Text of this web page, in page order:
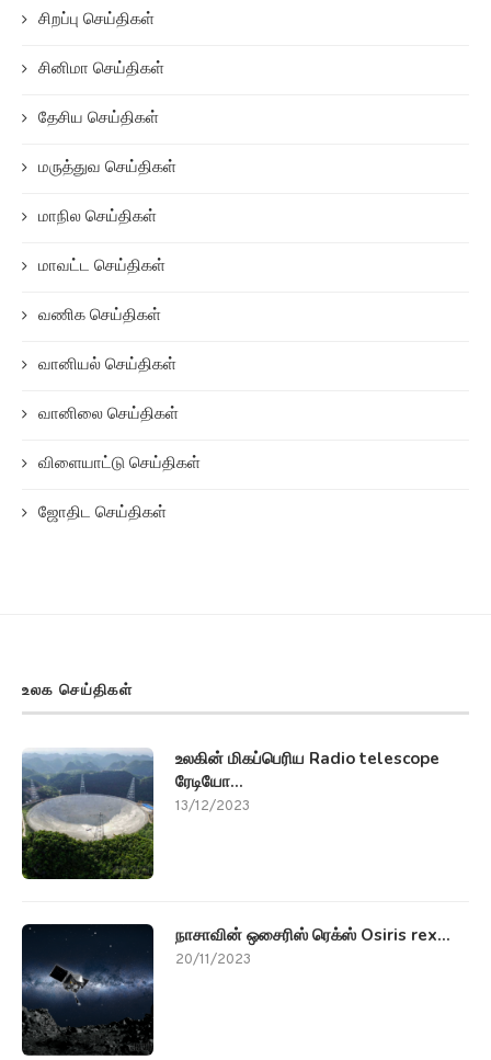
சிறப்பு செய்திகள்
சினிமா செய்திகள்
தேசிய செய்திகள்
மருத்துவ செய்திகள்
மாநில செய்திகள்
மாவட்ட செய்திகள்
வணிக செய்திகள்
வானியல் செய்திகள்
வானிலை செய்திகள்
விளையாட்டு செய்திகள்
ஜோதிட செய்திகள்
உலக செய்திகள்
உலகின் மிகப்பெரிய Radio telescope
ரேடியோ...
13/12/2023
நாசாவின் ஒசைரிஸ் ரெக்ஸ் Osiris rex...
20/11/2023